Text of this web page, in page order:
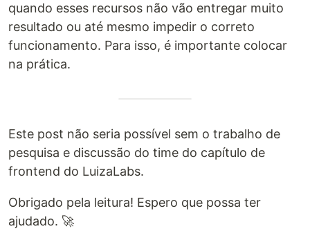
quando esses recursos não vão entregar muito
resultado ou até mesmo impedir o correto
funcionamento. Para isso, é importante colocar
na prática.
Este post não seria possível sem o trabalho de
pesquisa e discussão do time do capítulo de
frontend do LuizaLabs.
Obrigado pela leitura! Espero que possa ter
ajudado. 🚀